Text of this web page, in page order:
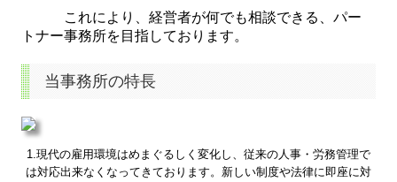
これにより、経営者が何でも相談できる、パー
トナー事務所を目指しております。
当事務所の特長
1.現代の雇用環境はめまぐるしく変化し、従来の人事・労務管理で
は対応出来なくなってきております。新しい制度や法律に即座に対